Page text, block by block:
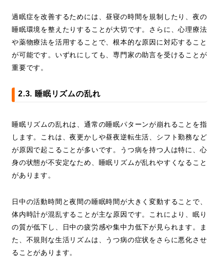
過眠症を改善するためには、昼寝の時間を規制したり、夜の
睡眠環境を整えたりすることが大切です。さらに、心理療法
や薬物療法を活用することで、根本的な原因に対応すること
が可能です。いずれにしても、専門家の助言を受けることが
重要です。
2.3. 睡眠リズムの乱れ
睡眠リズムの乱れは、通常の睡眠パターンが崩れることを指
します。これは、夜更かしや昼夜逆転生活、シフト勤務など
が原因で起こることが多いです。うつ病を持つ人は特に、心
身の状態が不安定なため、睡眠リズムが乱れやすくなること
があります。
日中の活動時間と夜間の睡眠時間が大きく変動することで、
体内時計が混乱することが主な原因です。これにより、眠り
の質が低下し、日中の疲労感や集中力低下が見られます。ま
た、不規則な生活リズムは、うつ病の症状をさらに悪化させ
ることがあります。